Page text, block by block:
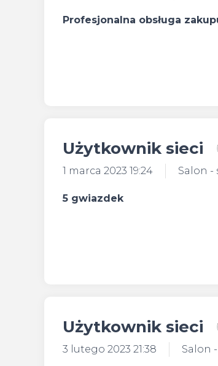
Profesjonalna obsługa
Użytkownik sieci
1 marca 2023 19:24 Salon -
5 gwiazdek
Użytkownik sieci
3 lutego 2023 21:38 Salon